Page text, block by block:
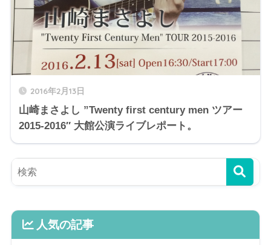
2016年2月13日
山崎まさよし ”Twenty first century men ツアー
2015-2016″ 大館公演ライブレポート。
人気の記事